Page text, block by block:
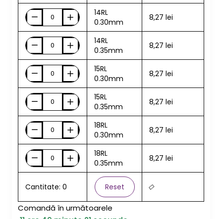
14RL
0.30mm
8,27 lei
14RL
0.35mm
8,27 lei
15RL
0.30mm
8,27 lei
15RL
0.35mm
8,27 lei
18RL
0.30mm
8,27 lei
18RL
0.35mm
8,27 lei
Cantitate: 0 Reset
Comandă în următoarele